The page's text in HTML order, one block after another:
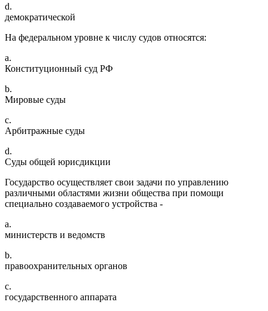
d.
демократической
На федеральном уровне к числу судов относятся:
a.
Конституционный суд РФ
b.
Мировые суды
c.
Арбитражные суды
d.
Суды общей юрисдикции
Государство осуществляет свои задачи по управлению
различными областями жизни общества при помощи
специально создаваемого устройства -
a.
министерств и ведомств
b.
правоохранительных органов
c.
государственного аппарата